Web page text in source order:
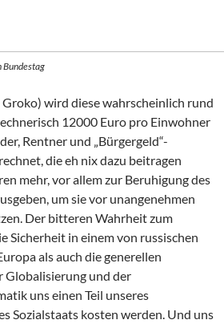
Bundestag
wird diese wahrscheinlich rund
12000 Euro pro Einwohner
Rentner und „Bürgergeld“-
die eh nix dazu beitragen
mehr, vor allem zur Beruhigung des
um sie vor unangenehmen
Der bitteren Wahrheit zum
Sicherheit in einem von russischen
als auch die generellen
Globalisierung und der
uns einen Teil unseres
Sozialstaats kosten werden. Und uns